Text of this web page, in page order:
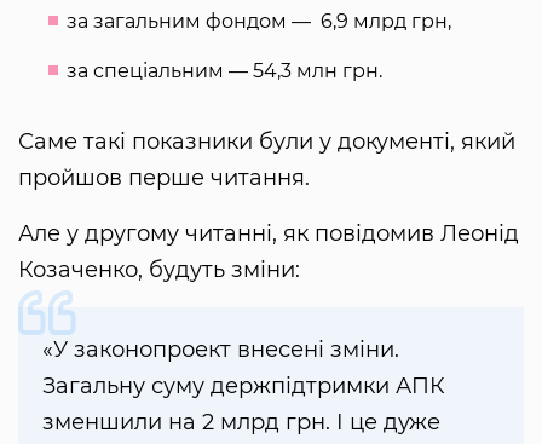
за загальним фондом — 6,9 млрд грн,
за спеціальним — 54,3 млн грн.
Саме такі показники були у документі, який
пройшов перше читання.
Але у другому читанні, як повідомив Леонід
Козаченко, будуть зміни:
«У законопроект внесені зміни.
Загальну суму держпідтримки АПК
зменшили на 2 млрд грн. І це дуже